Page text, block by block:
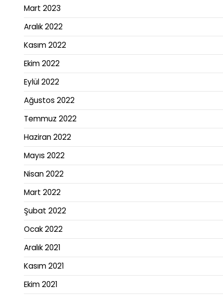
Mart 2023
Aralık 2022
Kasım 2022
Ekim 2022
Eylül 2022
Ağustos 2022
Temmuz 2022
Haziran 2022
Mayıs 2022
Nisan 2022
Mart 2022
Şubat 2022
Ocak 2022
Aralık 2021
Kasım 2021
Ekim 2021